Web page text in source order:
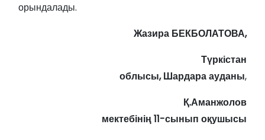
орындалады.
Жазира БЕКБОЛАТОВА,
Түркістан
облысы, Шардара ауданы,
Қ.Аманжолов
мектебінің 11-сынып оқушысы